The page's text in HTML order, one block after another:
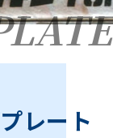
レート